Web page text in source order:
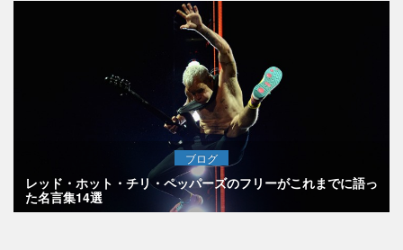
ブログ
レッド・ホット・チリ・ペッパーズのフリーがこれまでに語っ
た名言集14選